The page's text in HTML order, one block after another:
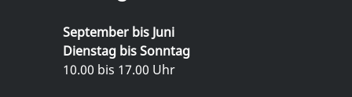
September bis Juni
Dienstag bis Sonntag
10.00 bis 17.00 Uhr